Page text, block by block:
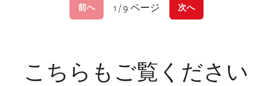
前へ 1 / 9 ページ 次へ
こちらもご覧ください